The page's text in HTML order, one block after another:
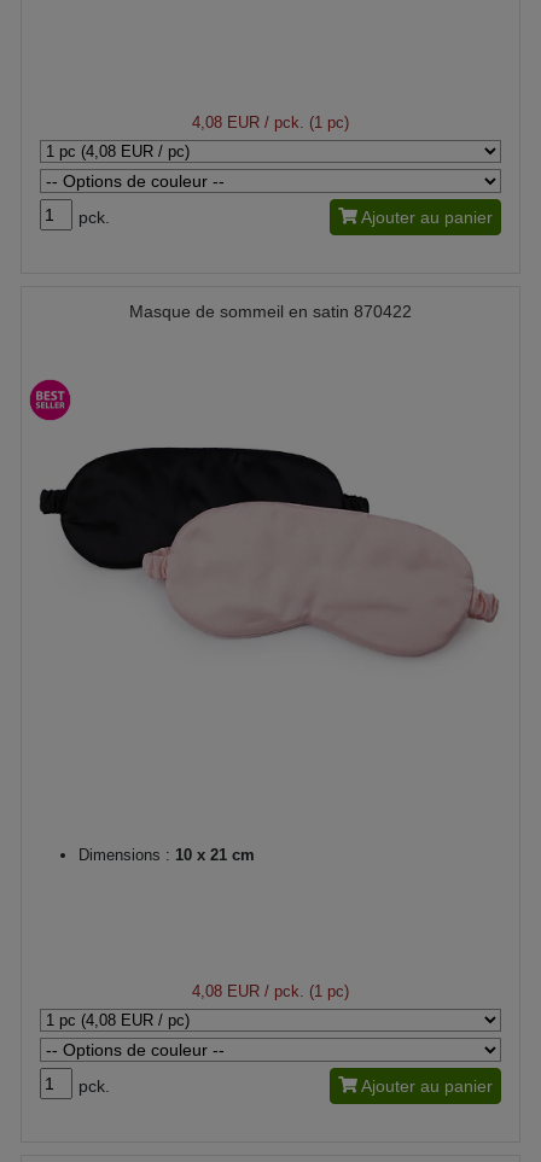
4,08 EUR / pck. (1 pc)
pck. Ajouter au panier
Masque de sommeil en satin 870422
Dimensions : 10 x 21 cm
4,08 EUR / pck. (1 pc)
pck. Ajouter au panier